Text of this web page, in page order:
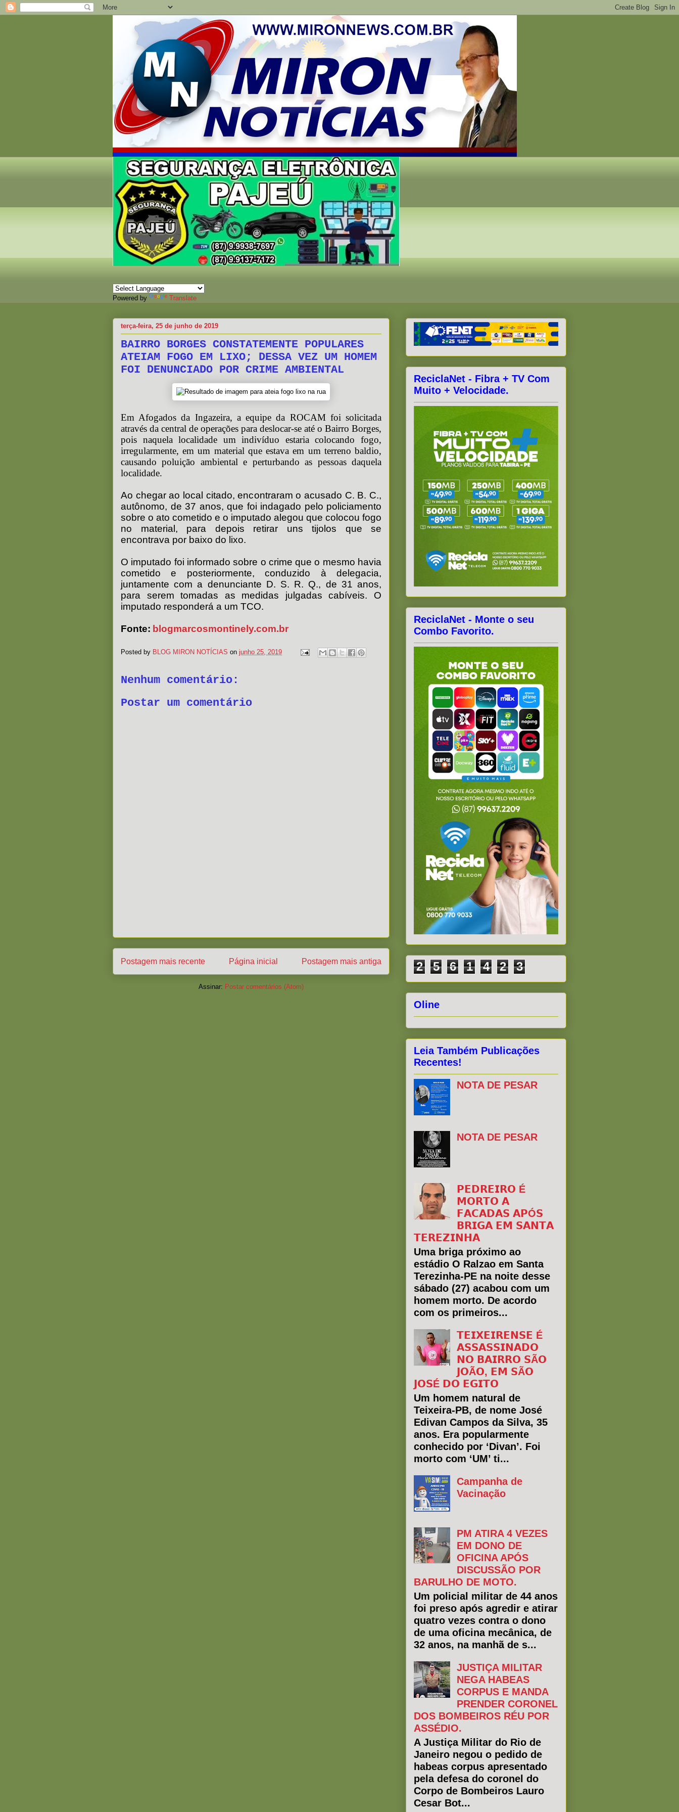
Powered by Translate
terça-feira, 25 de junho de 2019
BAIRRO BORGES CONSTATEMENTE POPULARES
ATEIAM FOGO EM LIXO; DESSA VEZ UM HOMEM
FOI DENUNCIADO POR CRIME AMBIENTAL
Em Afogados da Ingazeira, a equipe da ROCAM foi solicitada
através da central de operações para deslocar-se até o Bairro Borges,
pois naquela localidade um indivíduo estaria colocando fogo,
irregularmente, em um material que estava em um terreno baldio,
causando poluição ambiental e perturbando as pessoas daquela
localidade.
Ao chegar ao local citado, encontraram o acusado C. B. C.,
autônomo, de 37 anos, que foi indagado pelo policiamento
sobre o ato cometido e o imputado alegou que colocou fogo
no material, para depois retirar uns tijolos que se
encontrava por baixo do lixo.
O imputado foi informado sobre o crime que o mesmo havia
cometido e posteriormente, conduzido à delegacia,
juntamente com a denunciante D. S. R. Q., de 31 anos,
para serem tomadas as medidas julgadas cabíveis. O
imputado responderá a um TCO.
Fonte: blogmarcosmontinely.com.br
Posted by BLOG MIRON NOTÍCIAS on junho 25, 2019
Nenhum comentário:
Postar um comentário
Postagem mais recente Postagem mais antiga
Página inicial
Assinar: Postar comentários (Atom)
ReciclaNet - Fibra + TV Com
Muito + Velocidade.
ReciclaNet - Monte o seu
Combo Favorito.
2 5 6 1 4 2 3
Oline
Leia Também Publicações
Recentes!
NOTA DE PESAR
NOTA DE PESAR
𝗣𝗘𝗗𝗥𝗘𝗜𝗥𝗢 É
𝗠𝗢𝗥𝗧𝗢 𝗔
𝗙𝗔𝗖𝗔𝗗𝗔𝗦 𝗔𝗣Ó𝗦
𝗕𝗥𝗜𝗚𝗔 𝗘𝗠 𝗦𝗔𝗡𝗧𝗔
𝗧𝗘𝗥𝗘𝗭𝗜𝗡𝗛𝗔
Uma briga próximo ao
estádio O Ralzao em Santa
Terezinha-PE na noite desse
sábado (27) acabou com um
homem morto. De acordo
com os primeiros...
𝗧𝗘𝗜𝗫𝗘𝗜𝗥𝗘𝗡𝗦𝗘 É
𝗔𝗦𝗦𝗔𝗦𝗦𝗜𝗡𝗔𝗗𝗢
𝗡𝗢 𝗕𝗔𝗜𝗥𝗥𝗢 𝗦Ã𝗢
𝗝𝗢Ã𝗢, 𝗘𝗠 𝗦Ã𝗢
𝗝𝗢𝗦É 𝗗𝗢 𝗘𝗚𝗜𝗧𝗢
Um homem natural de
Teixeira-PB, de nome José
Edivan Campos da Silva, 35
anos. Era popularmente
conhecido por ‘Divan’. Foi
morto com ‘UM’ ti...
Campanha de
Vacinação
PM ATIRA 4 VEZES
EM DONO DE
OFICINA APÓS
DISCUSSÃO POR
BARULHO DE MOTO.
Um policial militar de 44 anos
foi preso após agredir e atirar
quatro vezes contra o dono
de uma oficina mecânica, de
32 anos, na manhã de s...
JUSTIÇA MILITAR
NEGA HABEAS
CORPUS E MANDA
PRENDER CORONEL
DOS BOMBEIROS RÉU POR
ASSÉDIO.
A Justiça Militar do Rio de
Janeiro negou o pedido de
habeas corpus apresentado
pela defesa do coronel do
Corpo de Bombeiros Lauro
Cesar Bot...